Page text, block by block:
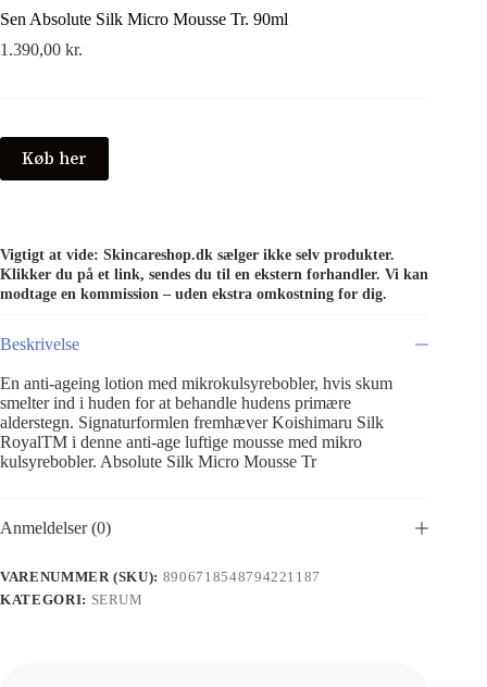
Sen Absolute Silk Micro Mousse Tr. 90ml
1.390,00 kr.
Køb her
Vigtigt at vide: Skincareshop.dk sælger ikke selv produkter.
Klikker du på et link, sendes du til en ekstern forhandler. Vi kan
modtage en kommission – uden ekstra omkostning for dig.
Beskrivelse
En anti-ageing lotion med mikrokulsyrebobler, hvis skum
smelter ind i huden for at behandle hudens primære
alderstegn. Signaturformlen fremhæver Koishimaru Silk
RoyalTM i denne anti-age luftige mousse med mikro
kulsyrebobler. Absolute Silk Micro Mousse Tr
Anmeldelser (0)
VARENUMMER (SKU): 8906718548794221187
KATEGORI: SERUM